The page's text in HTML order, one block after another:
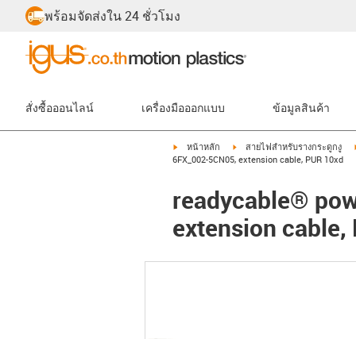
พร้อมจัดส่งใน 24 ชั่วโมง
สั่งซื้อออนไลน์ เครื่องมือออกแบบ ข้อมูลสินค้า
igus-icon-arrow-right
หน้าหลัก igus-icon-arrow-right
สายไฟสำหรับรางกระดูกงู
6FX_002-5CN05, extension cable, PUR 10xd
readycable®
extension cable,